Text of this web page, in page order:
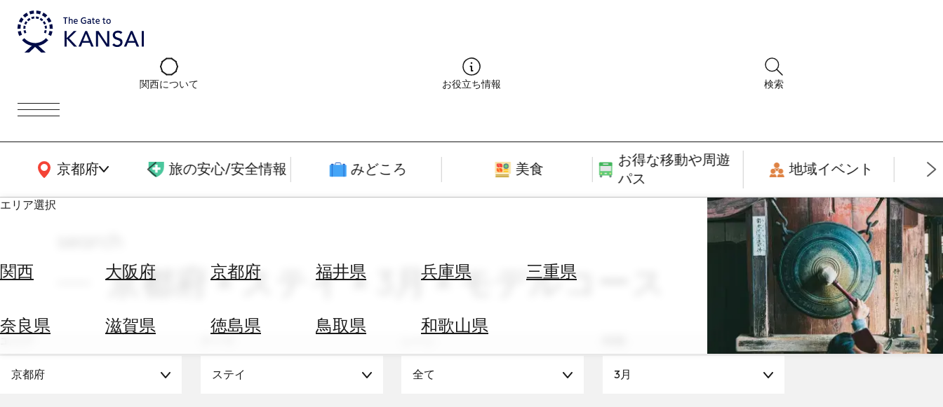
関西について お役立ち情報 検索
京都府
関西広域MAP 旅の安心/安全情報 みどころ 美食
お得な移動や周遊
パス
地域イベント
エリア選択
関西 大阪府 京都府 福井県 兵庫県 三重県
奈良県 滋賀県 徳島県 鳥取県 和歌山県
ホ
京都府 × ステイ × 3月 × モデルコース
京都府 ステイ 全て 3月